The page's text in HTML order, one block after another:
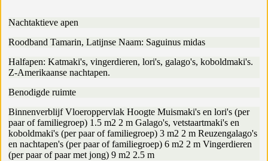
Nachtaktieve apen
Roodband Tamarin, Latijnse Naam: Saguinus midas
Halfapen: Katmaki's, vingerdieren, lori's, galago's, koboldmaki's.
Z-Amerikaanse nachtapen.
Benodigde ruimte
Binnenverblijf Vloeroppervlak Hoogte Muismaki's en lori's (per
paar of familiegroep) 1.5 m2 2 m Galago's, vetstaartmaki's en
koboldmaki's (per paar of familiegroep) 3 m2 2 m Reuzengalago's
en nachtapen's (per paar of familiegroep) 6 m2 2 m Vingerdieren
(per paar of paar met jong) 9 m2 2.5 m